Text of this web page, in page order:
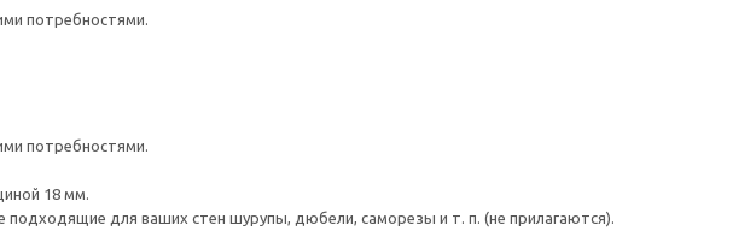
потребностями.
потребностями.
18 мм.
для ваших стен шурупы, дюбели, саморезы и т. п. (не прилагаются).